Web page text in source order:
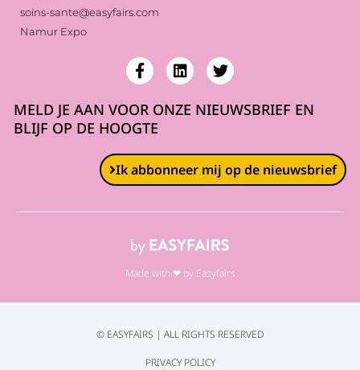
soins-sante@easyfairs.com
Namur Expo
MELD JE AAN VOOR ONZE NIEUWSBRIEF EN
BLIJF OP DE HOOGTE
Ik abbonneer mij op de nieuwsbrief
Made with ❤ by Easyfairs
© EASYFAIRS | ALL RIGHTS RESERVED
PRIVACY POLICY